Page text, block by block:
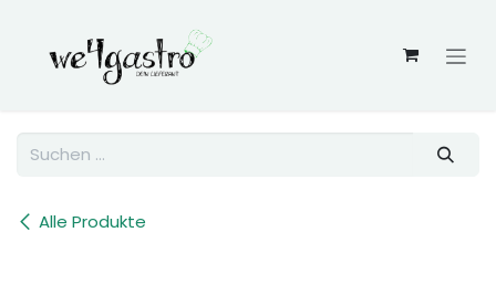
Alle Produkte